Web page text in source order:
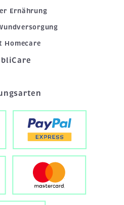
Ernährung
Homecare